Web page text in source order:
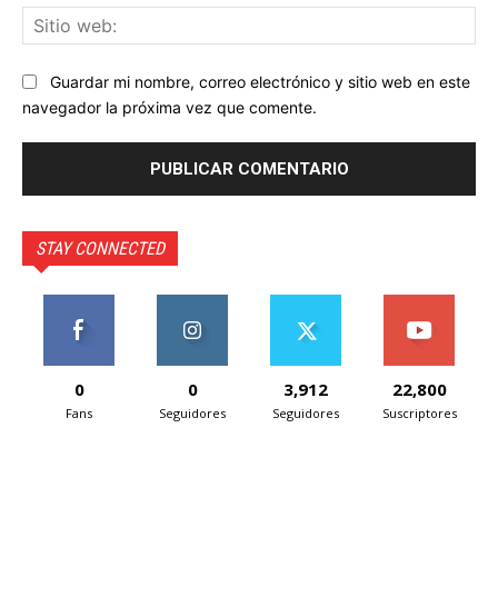
Guardar mi nombre, correo electrónico y sitio web en este
navegador la próxima vez que comente.
STAY CONNECTED
0
Fans
0
Seguidores
3,912
Seguidores
22,800
Suscriptores